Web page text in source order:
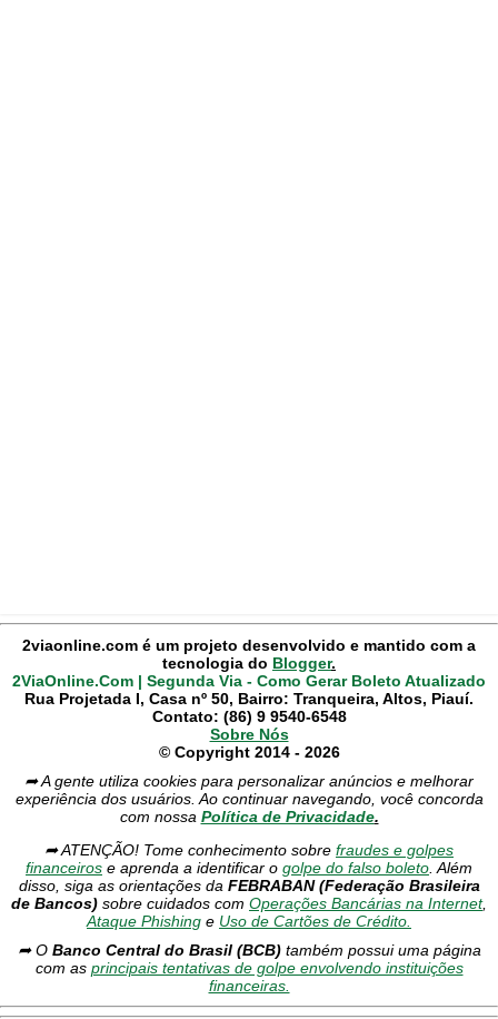
2viaonline.com é um projeto desenvolvido e mantido com a
tecnologia do Blogger.
2ViaOnline.Com | Segunda Via - Como Gerar Boleto Atualizado
Rua Projetada I, Casa nº 50, Bairro: Tranqueira, Altos, Piauí.
Contato: (86) 9 9540-6548
Sobre Nós
© Copyright 2014 - 2026
➦ A gente utiliza cookies para personalizar anúncios e melhorar
experiência dos usuários. Ao continuar navegando, você concorda
com nossa Política de Privacidade.
➦ ATENÇÃO! Tome conhecimento sobre fraudes e golpes
financeiros e aprenda a identificar o golpe do falso boleto . Além
disso, siga as orientações da FEBRABAN (Federação Brasileira
de Bancos) sobre cuidados com Operações Bancárias na Internet,
Ataque Phishing e Uso de Cartões de Crédito.
➦ O Banco Central do Brasil (BCB)também possui uma página
com as principais tentativas de golpe envolvendo instituições
financeiras.